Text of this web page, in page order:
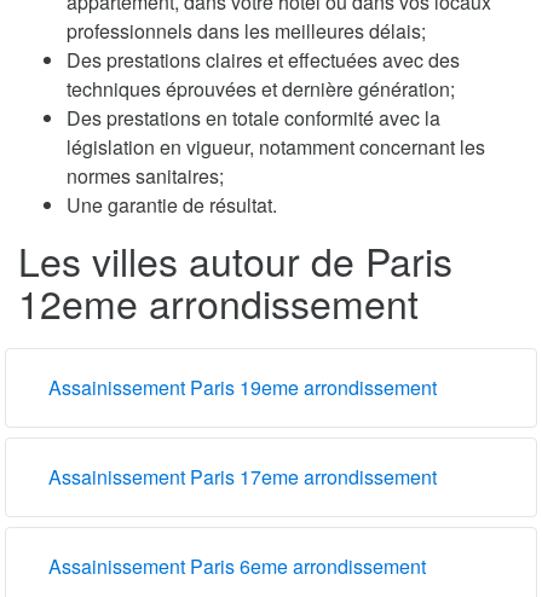
professionnels dans les meilleures délais;
Des prestations claires et effectuées avec des
techniques éprouvées et dernière génération;
Des prestations en totale conformité avec la
législation en vigueur, notamment concernant les
normes sanitaires;
Une garantie de résultat.
Les villes autour de Paris
12eme arrondissement
Assainissement Paris 19eme arrondissement
Assainissement Paris 17eme arrondissement
Assainissement Paris 6eme arrondissement